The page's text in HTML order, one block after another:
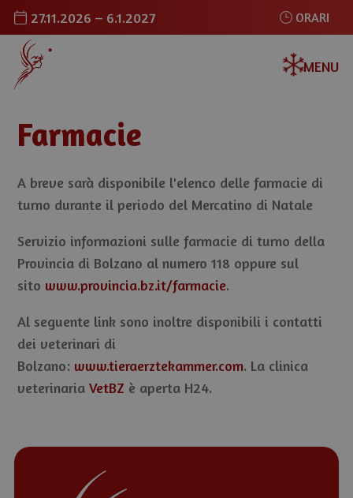
27.11.2026 – 6.1.2027 ORARI
MENU
Farmacie
A breve sarà disponibile l'elenco delle farmacie di
turno durante il periodo del Mercatino di Natale
Servizio informazioni sulle farmacie di turno della
Provincia di Bolzano al numero 118 oppure sul
sito www.provincia.bz.it/farmacie.
Al seguente link sono inoltre disponibili i contatti
dei veterinari di
Bolzano: www.tieraerztekammer.com. La clinica
veterinariaVetBZ è aperta H24.